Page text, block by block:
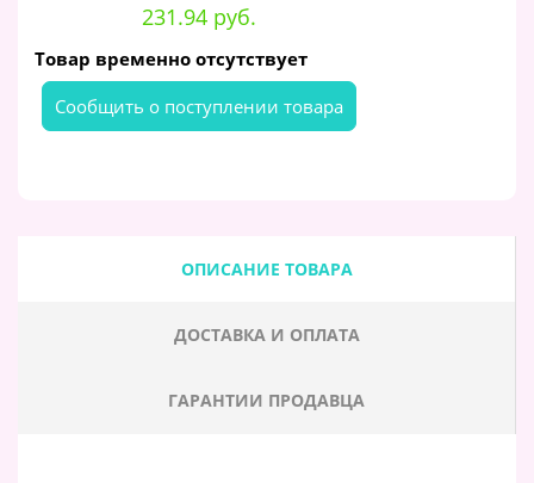
231.94 руб.
Товар временно отсутствует
Cообщить о поступлении товара
ОПИСАНИЕ ТОВАРА
ДОСТАВКА И ОПЛАТА
ГАРАНТИИ ПРОДАВЦА